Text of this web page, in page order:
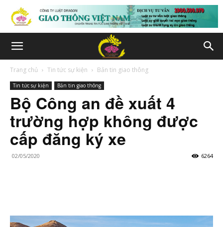
Trang chủ Tin tức sự kiện Bản tin giao thông
Tin tức sự kiện Bản tin giao thông
Bộ Công an đề xuất 4
trường hợp không được
cấp đăng ký xe
02/05/2020 6264